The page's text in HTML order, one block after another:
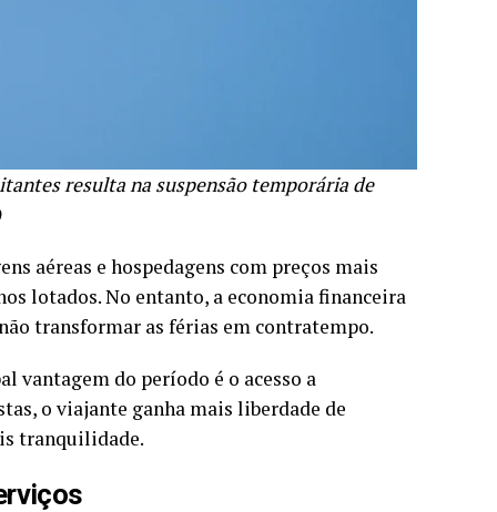
resulta na suspensão temporária de
aéreas e hospedagens com preços mais
lotados. No entanto, a economia financeira
transformar as férias em contratempo.
vantagem do período é o acesso a
o viajante ganha mais liberdade de
tranquilidade.